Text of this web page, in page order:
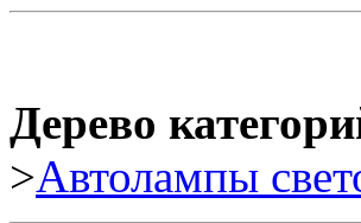
Дерево
>Автолампы